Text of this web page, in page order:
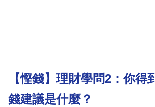
【慳錢】 理財學問2：你得
錢建議是什麼？